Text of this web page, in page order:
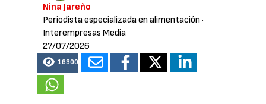
Nina Jareño
Periodista especializada en alimentación ·
Interempresas Media
27/07/2026
16300